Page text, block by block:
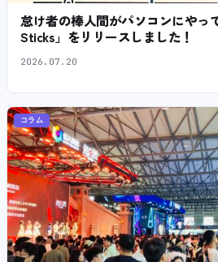
怠け者の棒人間がパソコンにやっ
Sticks」をリリースしました！
2026.07.20
コラム